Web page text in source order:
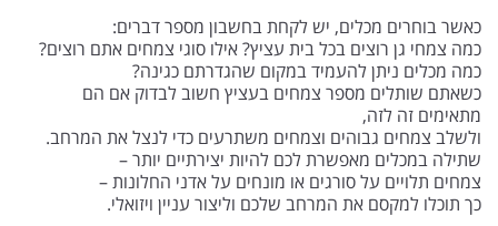
כאשר בוחרים מכלים, יש לקחת בחשבון מספר דברים:
כמה צמחי גן רוצים בכל בית עציץ? אילו סוגי צמחים אתם רוצים?
כמה מכלים ניתן להעמיד במקום שהגדרתם כגינה?
כשאתם שותלים מספר צמחים בעציץ חשוב לבדוק אם הם
מתאימים זה לזה,
ולשלב צמחים גבוהים וצמחים משתרעים כדי לנצל את המרחב.
שתילה במכלים מאפשרת לכם להיות יצירתיים יותר –
צמחים תלויים על סורגים או מונחים על אדני החלונות –
כך תוכלו למקסם את המרחב שלכם וליצור עניין ויזואלי.